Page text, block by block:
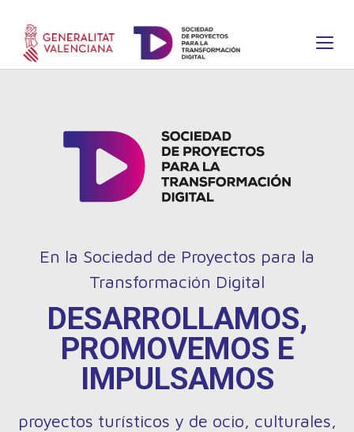
En la Sociedad de Proyectos para la
Transformación Digital
DESARROLLAMOS,
PROMOVEMOS E
IMPULSAMOS
proyectos turísticos y de ocio, culturales,